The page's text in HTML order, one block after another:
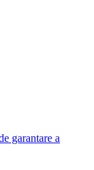
garantare a